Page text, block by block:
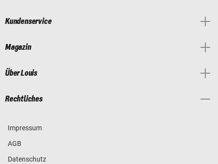
Kundenservice
Magazin
Über Louis
Rechtliches
Impressum
AGB
Datenschutz